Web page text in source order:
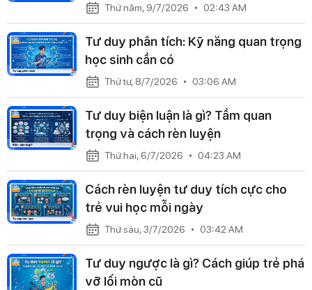
Thứ năm, 9/7/2026 02:43 AM
Tư duy phân tích: Kỹ năng quan trọng
học sinh cần có
Thứ tư, 8/7/2026 03:06 AM
Tư duy biện luận là gì? Tầm quan
trọng và cách rèn luyện
Thứ hai, 6/7/2026 04:23 AM
Cách rèn luyện tư duy tích cực cho
trẻ vui học mỗi ngày
Thứ sáu, 3/7/2026 03:42 AM
Tư duy ngược là gì? Cách giúp trẻ phá
vỡ lối mòn cũ